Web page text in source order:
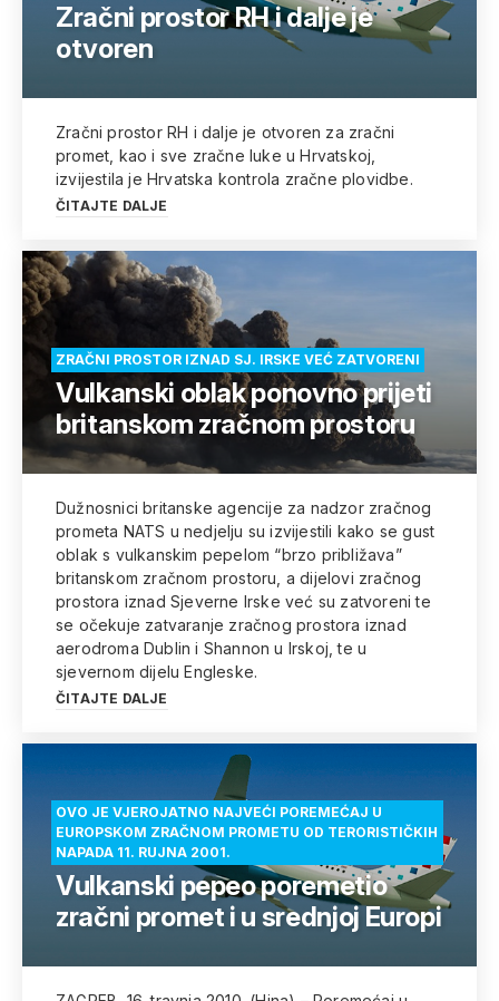
Zračni prostor RH i dalje je
otvoren
Zračni prostor RH i dalje je otvoren za zračni
promet, kao i sve zračne luke u Hrvatskoj,
izvijestila je Hrvatska kontrola zračne plovidbe.
ČITAJTE DALJE
ZRAČNI PROSTOR IZNAD SJ. IRSKE VEĆ ZATVORENI
Vulkanski oblak ponovno prijeti
britanskom zračnom prostoru
Dužnosnici britanske agencije za nadzor zračnog
prometa NATS u nedjelju su izvijestili kako se gust
oblak s vulkanskim pepelom “brzo približava”
britanskom zračnom prostoru, a dijelovi zračnog
prostora iznad Sjeverne Irske već su zatvoreni te
se očekuje zatvaranje zračnog prostora iznad
aerodroma Dublin i Shannon u Irskoj, te u
sjevernom dijelu Engleske.
ČITAJTE DALJE
OVO JE VJEROJATNO NAJVEĆI POREMEĆAJ U
EUROPSKOM ZRAČNOM PROMETU OD TERORISTIČKIH
NAPADA 11. RUJNA 2001.
Vulkanski pepeo poremetio
zračni promet i u srednjoj Europi